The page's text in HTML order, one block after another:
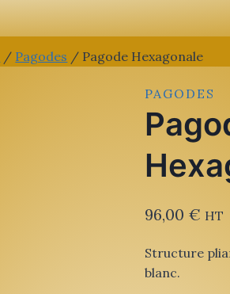
/ Pagodes / Pagode Hexagonale
PAGODES
96,00 € HT
Structure
blanc.